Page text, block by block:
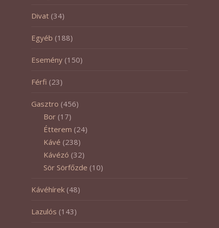
Divat (34)
Egyéb (188)
Esemény (150)
Férfi (23)
Gasztro (456)
Bor (17)
Étterem (24)
Kávé (238)
Kávézó (32)
Sör Sörfőzde (10)
Kávéhírek (48)
Lazulós (143)